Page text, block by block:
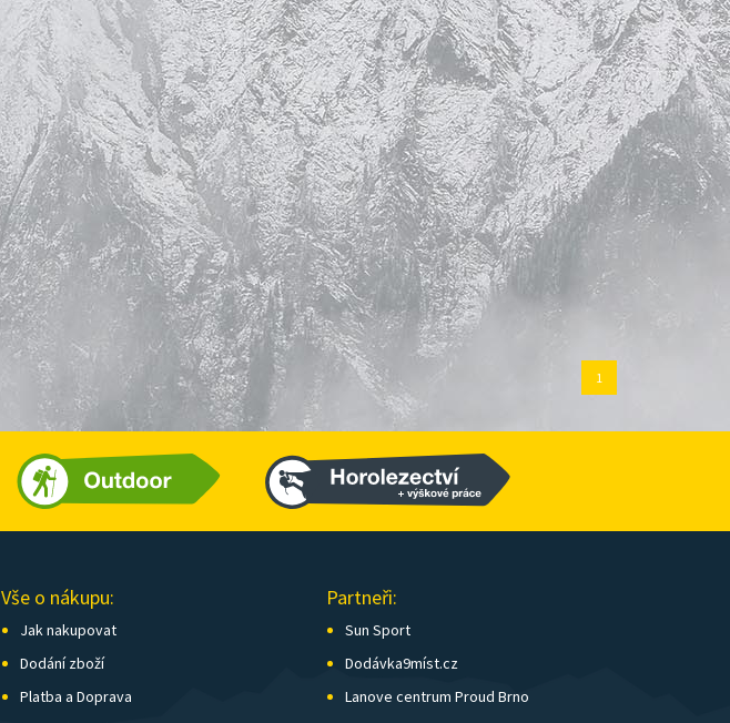
1
Vše o nákupu:
Jak nakupovat
Dodání zboží
Platba a Doprava
Partneři:
Sun Sport
Dodávka9míst.cz
Lanove centrum Proud Brno